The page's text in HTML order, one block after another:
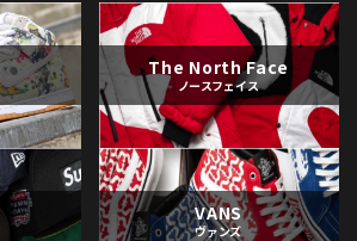
The North Face
ノースフェイス
VANS
ヴァンズ